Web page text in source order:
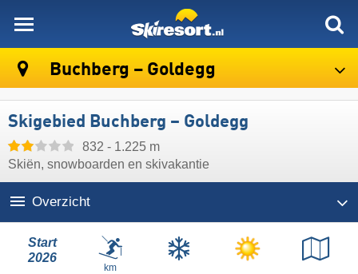
Buchberg – Goldegg
Skigebied Buchberg – Goldegg
832 - 1.225 m
Skiën, snowboarden en skivakantie
Overzicht
Start
2026
km